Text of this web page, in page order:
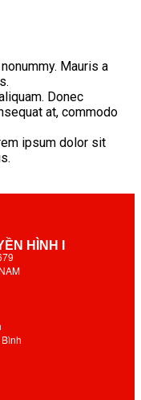
Mauris a
Donec
at, commodo
ipsum dolor sit
HÌNH I